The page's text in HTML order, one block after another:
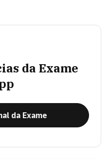
da Exame
da Exame